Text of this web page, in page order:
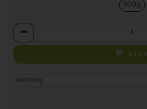
300g
Anzahl
8,19 €